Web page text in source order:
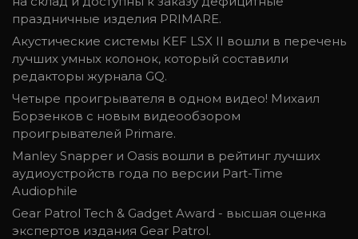
праздничные изделия PRIMARE.
Акустические системы KEF LSX II вошли в перечень
лучших умных колонок, который составили
редакторы журнала GQ.
Четыре проигрывателя в одном видео! Михаил
Борзенков с новым видеообзором
проигрывателей Primare.
Manley Snapper и Oasis вошли в рейтинг лучших
аудиоустройств года по версии Part-Time
Audiophile
Gear Patrol Tech & Gadget Award - высшая оценка
экспертов издания Gear Patrol.